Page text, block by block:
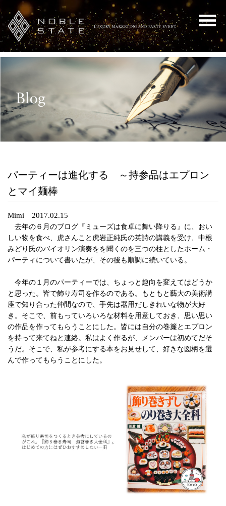
パーティーは進化する ～持参品はエプロン
とマイ麺棒
Mimi 2017.02.15
去年の６月のブログ『ミューズは食卓に舞い降りる』に、おい
しい物を食べ、虎さんこと虎岩正純氏の英詩の講義を受け、中根
みどり氏のバイオリン演奏をを聞くのを三つの柱としたホーム・
パーティについて書いたが、その後も順調に続いている。
今年の１月のパーティーでは、ちょっと趣向を変えてはどうか
と思った。皆で飾り寿司を作るのである。もともと藝大の美術講
座で知り合った仲間なので、手先は器用だしきれいな物が大好
き。そこで、前もっていろいろな材料を用意しておき、思い思い
の作品を作ってもらうことにした。皆には自分の巻簾とエプロン
を持って来てねと連絡。私はよく作るが、メンバーは初めてだそ
うだ。そこで、私が参考にする本をお見せして、好きな図柄を選
んで作ってもらうことにした。